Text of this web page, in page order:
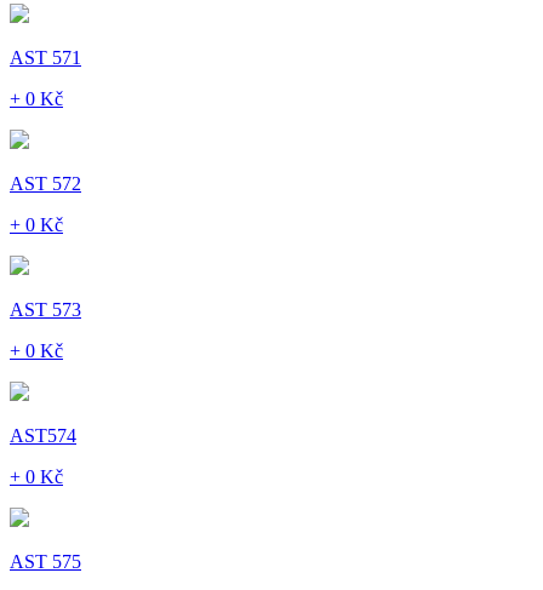
AST 571
+ 0 Kč
AST 572
+ 0 Kč
AST 573
+ 0 Kč
AST574
+ 0 Kč
AST 575